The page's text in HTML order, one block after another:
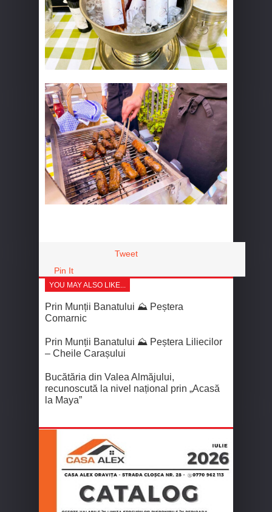
Tweet
Pin It
YOU MAY ALSO LIKE...
Prin Munții Banatului ⛰️ Peștera
Comarnic
Prin Munții Banatului ⛰️ Peștera Liliecilor
– Cheile Carașului
Bucătăria din Valea Almăjului,
recunoscută la nivel național prin „Acasă
la Maya”